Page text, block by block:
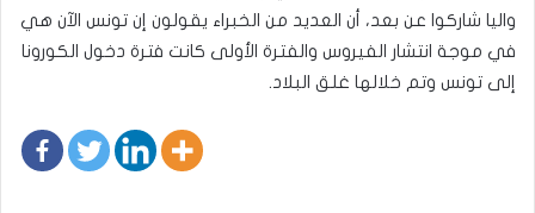
واليا شاركوا عن بعد، أن العديد من الخبراء يقولون إن تونس الآن هي
في موجة انتشار الفيروس والفترة الأولى كانت فترة دخول الكورونا
إلى تونس وتم خلالها غلق البلاد.